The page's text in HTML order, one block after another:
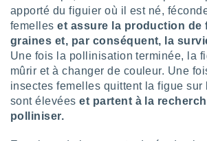
sur
Pour ce
apporté du figuier où il est né,
femelles et assure la production de
graines et, par conséquent, la
Une fois la pollinisation terminée, la
mûrir et à changer de couleur. Une
insectes femelles quittent la figue
sont élevées et partent à la
polliniser.